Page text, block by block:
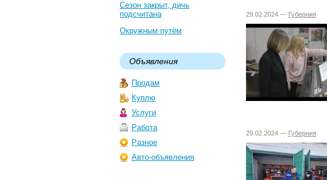
Сезон закрыт, дичь
подсчитана
Окружным путём
Объявления
Продам
Куплю
Услуги
Работа
Разное
Авто-объявления
29.02.2024 — Губерния
29.02.2024 — Губерния